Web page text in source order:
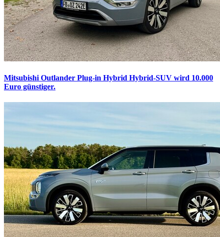
Mitsubishi Outlander Plug-in Hybrid Hybrid-SUV wird 10.000
Euro günstiger.